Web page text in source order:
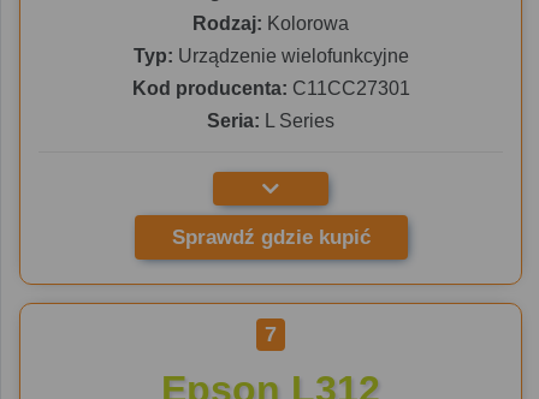
Rodzaj: Kolorowa
Typ: Urządzenie wielofunkcyjne
Kod producenta: C11CC27301
Seria: L Series
Sprawdź gdzie kupić
7
Epson L312